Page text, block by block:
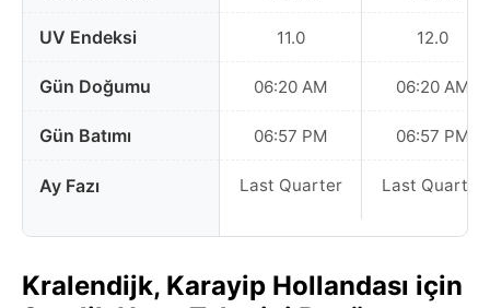
UV Endeksi
Gün Doğumu
Gün Batımı
Ay Fazı
11.0
06:20 AM
06:57 PM
Last Quarter
12.0
06:20 AM
06:57 PM
Last Quarter
Kralendijk, Karayip Hollandası için